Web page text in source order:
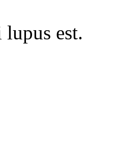
est.